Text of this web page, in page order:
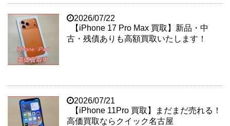
2026/07/22
【iPhone 17 Pro Max 買取】新品・中
古・残債ありも高額買取いたします！
2026/07/21
【iPhone 11Pro 買取】まだまだ売れる！
高価買取ならクイック名古屋